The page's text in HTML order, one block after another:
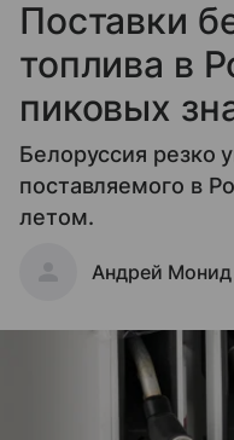
Поставки
топлива в
пиковых
Белоруссия резко
поставляемого в
летом.
Андрей Монид